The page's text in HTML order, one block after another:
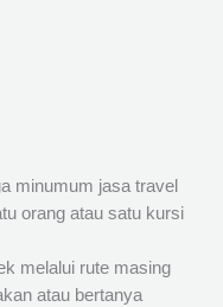
minumum jasa travel
orang atau satu kursi
melalui rute masing
atau bertanya